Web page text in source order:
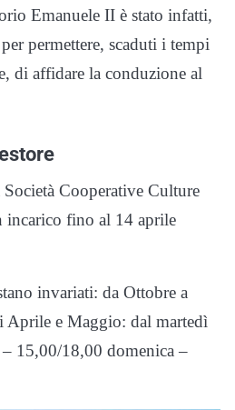
Emanuele II è stato infatti,
permettere, scaduti i tempi
di affidare la conduzione al
Cooperative Culture
incarico fino al 14 aprile
invariati: da Ottobre a
Aprile e Maggio: dal martedì
15,00/18,00 domenica –